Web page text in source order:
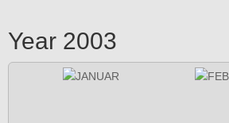
Year 2003